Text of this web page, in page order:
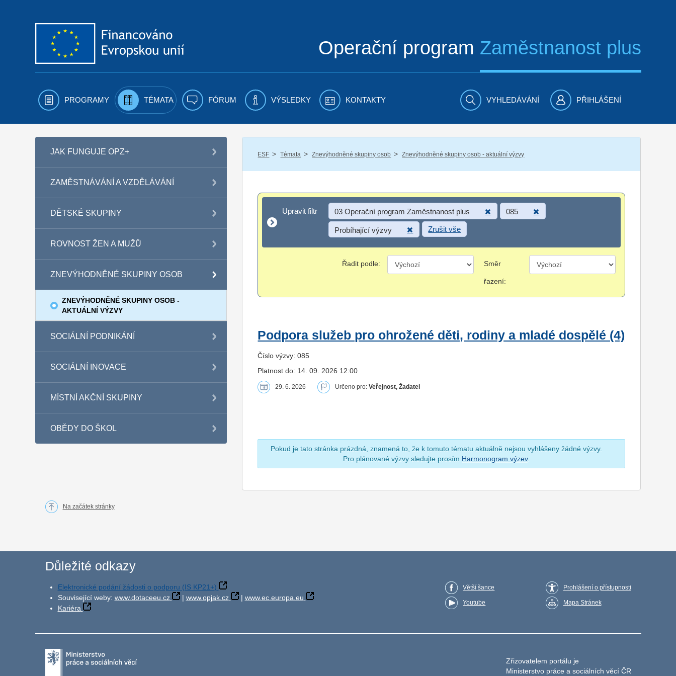
Operační program Zaměstnanost plus
PROGRAMY TÉMATA FÓRUM VÝSLEDKY KONTAKTY VYHLEDÁVÁNÍ PŘIHLÁŠENÍ
JAK FUNGUJE OPZ+
ZAMĚSTNÁVÁNÍ A VZDĚLÁVÁNÍ
DĚTSKÉ SKUPINY
ROVNOST ŽEN A MUŽŮ
ZNEVÝHODNĚNÉ SKUPINY OSOB
ZNEVÝHODNĚNÉ SKUPINY OSOB -
AKTUÁLNÍ VÝZVY
SOCIÁLNÍ PODNIKÁNÍ
SOCIÁLNÍ INOVACE
MÍSTNÍ AKČNÍ SKUPINY
OBĚDY DO ŠKOL
ESF / Témata / Znevýhodněné skupiny osob / Znevýhodněné skupiny osob - aktuální výzvy
Upravit filtr
Upravit filtr 03 Operační program Zaměstnanost plus 085
Probíhající výzvy Zrušit vše
Řadit podle: Směr
řazení:
Podpora služeb pro ohrožené děti, rodiny a mladé dospělé (4)
Číslo výzvy: 085
Platnost do: 14. 09. 2026 12:00
29. 6. 2026 Určeno pro:Veřejnost, Žadatel
Pokud je tato stránka prázdná, znamená to, že k tomuto tématu aktuálně nejsou vyhlášeny žádné výzvy.
Pro plánované výzvy sledujte prosím Harmonogram výzev.
Na začátek stránky
Důležité odkazy
Elektronické podání žádosti o podporu (IS KP21+)
Související weby: www.dotaceeu.cz | www.opjak.cz | www.ec.europa.eu
Kariéra
Větší šance
Youtube
Prohlášení o přístupnosti
Mapa Stránek
Zřizovatelem portálu je
Ministerstvo práce a sociálních věcí ČR